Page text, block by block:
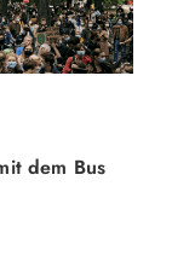
dem Bus